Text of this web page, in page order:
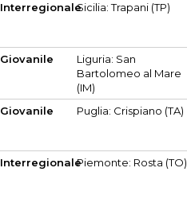
InterregionaleSicilia: Trapani (TP)
Giovanile
Liguria: San
Bartolomeo al Mare
(IM)
Giovanile Puglia: Crispiano (TA)
InterregionalePiemonte: Rosta (TO)